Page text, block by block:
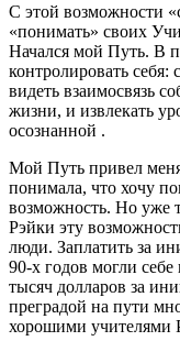
С этой возможности
«понимать» своих
Начался мой Путь. В
контролировать
видеть взаимосвязь
жизни, и извлекать
осознанной .
Мой Путь привел
понимала, что хочу
возможность. Но уже
Рэйки эту
люди. Заплатить за
90-х годов могли
тысяч долларов за
преградой на пути
хорошими учителями